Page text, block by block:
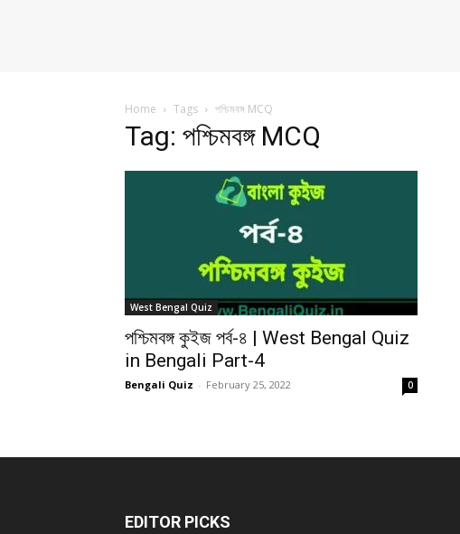
Home Tags পশ্চিমবঙ্গ MCQ
Tag: পশ্চিমবঙ্গ MCQ
West Bengal Quiz
পশ্চিমবঙ্গ কুইজ পর্ব-৪ | West Bengal Quiz
in Bengali Part-4
Bengali Quiz - February 25, 2022 0
EDITOR PICKS